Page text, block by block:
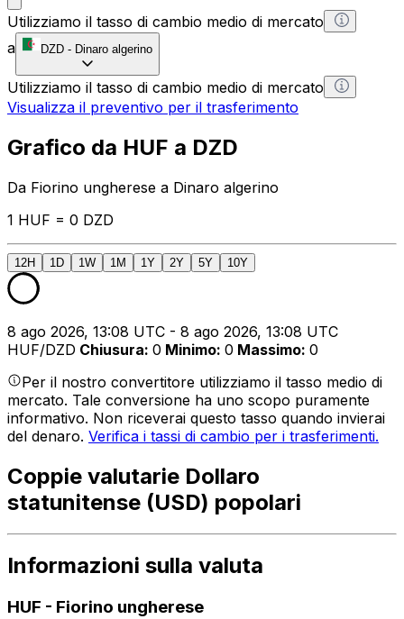
Utilizziamo il tasso di cambio medio di mercato
a
DZD - Dinaro algerino
Utilizziamo il tasso di cambio medio di mercato
Visualizza il preventivo per il trasferimento
Grafico da HUF a DZD
Da Fiorino ungherese a Dinaro algerino
1 HUF = 0 DZD
12H 1D 1W 1M 1Y 2Y 5Y 10Y
8 ago 2026, 13:08 UTC - 8 ago 2026, 13:08 UTC
HUF/DZD Chiusura: 0 Minimo: 0 Massimo: 0
Per il nostro convertitore utilizziamo il tasso medio di
mercato. Tale conversione ha uno scopo puramente
informativo. Non riceverai questo tasso quando invierai
del denaro. Verifica i tassi di cambio per i trasferimenti.
Coppie valutarie Dollaro
statunitense (USD) popolari
Informazioni sulla valuta
HUF - Fiorino ungherese